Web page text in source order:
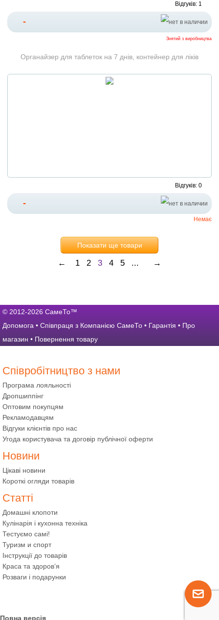
Відгуків: 1
-
Знятий з виробництва
Органайзер для таблеток на 7 днів, контейнер для ліків
Відгуків: 0
-
Немає
Показати ще товари
← 1 2 3 4 5 ... →
© 2012-2026 СамеТо™
Допомога • Співпраця з Компанією СамеТо • Гарантія • Про
магазин • Повернення товару
Співробітництво з нами
Програма лояльності
Дропшиппінг
Оптовим покупцям
Рекламодавцям
Відгуки клієнтів про нас
Угода користувача та договір публічної оферти
Новини
Цікаві новини
Короткі огляди товарів
Статті
Домашні клопоти
Кулінарія і кухонна техніка
Тестуємо самі!
Туризм и спорт
Інструкції до товарів
Краса та здоров’я
Розваги і подарунки
Повна версія